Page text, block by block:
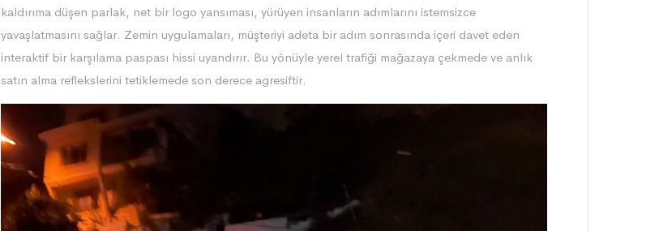
kaldırıma düşen parlak, net bir logo yansıması, yürüyen insanların adımlarını istemsizce
yavaşlatmasını sağlar. Zemin uygulamaları, müşteriyi adeta bir adım sonrasında içeri davet eden
interaktif bir karşılama paspası hissi uyandırır. Bu yönüyle yerel trafiği mağazaya çekmede ve anlık
satın alma reflekslerini tetiklemede son derece agresiftir.